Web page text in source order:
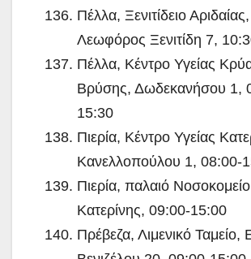
Πέλλα, Ξενιτίδειο Αριδαίας,
Λεωφόρος Ξενιτίδη 7,
Πέλλα, Κέντρο Υγείας
Βρύσης, Δωδεκανήσου 1,
15:30
Πιερία, Κέντρο Υγείας
Κανελλοπούλου 1, 08:00-
Πιερία, παλαιό Νοσοκομείο
Κατερίνης, 09:00-15:00
Πρέβεζα, Λιμενικό Ταμείο,